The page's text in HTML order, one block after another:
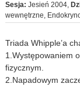
Sesja: Jesień 2004,
wewnętrzne,
Triada Whipple’a
1.Występowaniem
fizycznym.
2.Napadowym